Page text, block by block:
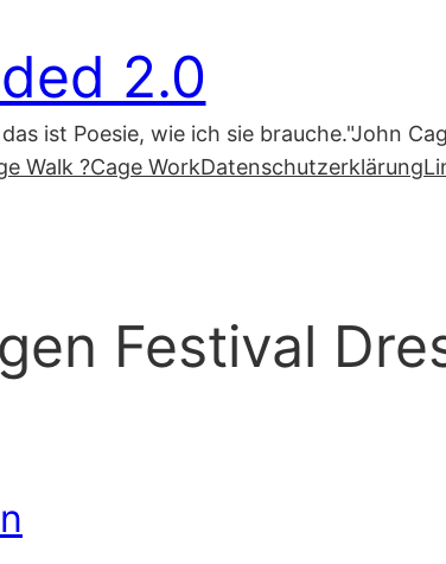
2.0
ist Poesie, wie ich sie brauche."John
Walk ?Cage WorkDatenschutzerklärung
Festival